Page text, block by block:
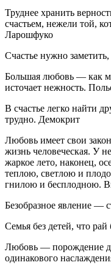
Труднее хранить
счастьем, нежели той,
Ларошфуко
Счастье нужно
Большая любовь — как
источает нежность.
В счастье легко найти
трудно. Демокрит
Любовь имеет свои
жизнь человеческая. У
жаркое лето, наконец,
теплою, светлою и
гнилою и бесплодною.
Безобразное явление —
Семья без детей, что рай
Любовь — порождение
одинакового